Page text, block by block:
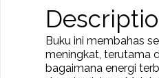
Buku ini membahas
meningkat, terutama
bagaimana energi